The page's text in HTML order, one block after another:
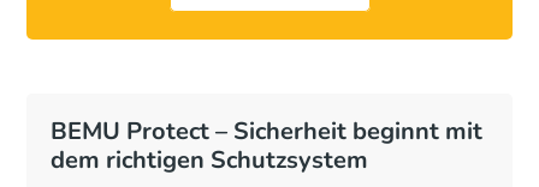
BEMU Protect – Sicherheit beginnt mit
dem richtigen Schutzsystem